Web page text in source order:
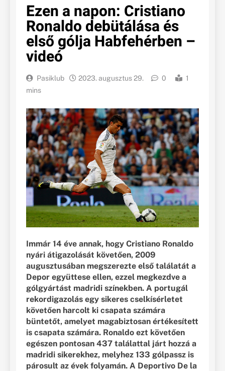
Ezen a napon: Cristiano
Ronaldo debütálása és
első gólja Habfehérben –
videó
Pasiklub 2023. augusztus 29. 0
1
mins
Immár 14 éve annak, hogy Cristiano Ronaldo
nyári átigazolását követően, 2009
augusztusában megszerezte első találatát a
Depor együttese ellen, ezzel megkezdve a
gólgyártást madridi színekben. A portugál
rekordigazolás egy sikeres cselkísérletet
követően harcolt ki csapata számára
büntetőt, amelyet magabiztosan értékesített
is csapata számára. Ronaldo ezt követően
egészen pontosan 437 találattal járt hozzá a
madridi sikerekhez, melyhez 133 gólpassz is
párosult az évek folyamán. A Deportivo De la